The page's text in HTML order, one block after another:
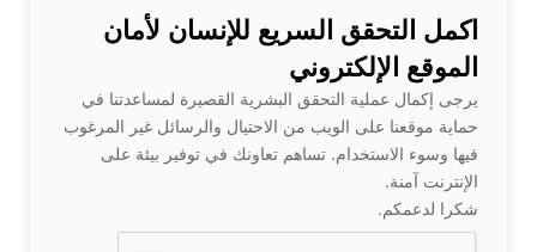
اكمل التحقق السريع للإنسان لأمان
الموقع الإلكتروني
يرجى إكمال عملية التحقق البشرية القصيرة لمساعدتنا في
حماية موقعنا على الويب من الاحتيال والرسائل غير المرغوب
فيها وسوء الاستخدام. تساهم تعاونك في توفير بيئة على
الإنترنت آمنة.
شكرا لدعمكم.